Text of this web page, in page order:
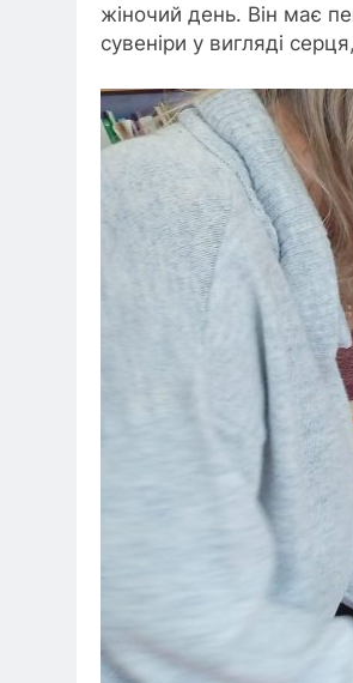
жіночий день. Він має
сувеніри у вигляді